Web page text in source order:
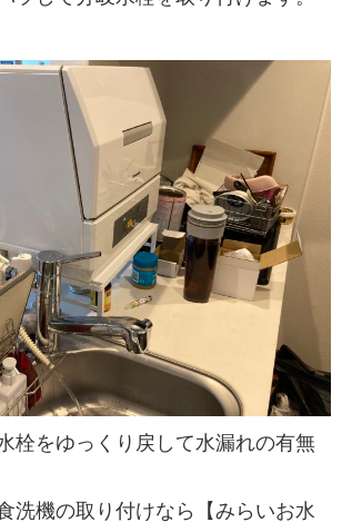
栓をゆっくり戻して水漏れの有無
洗機の取り付けなら【みらいお水